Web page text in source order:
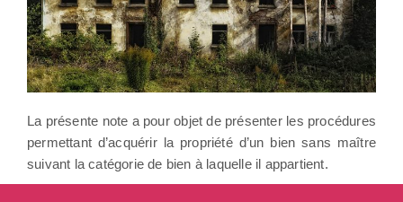
La présente note a pour objet de présenter les procédures
permettant d’acquérir la propriété d’un bien sans maître
suivant la catégorie de bien à laquelle il appartient.